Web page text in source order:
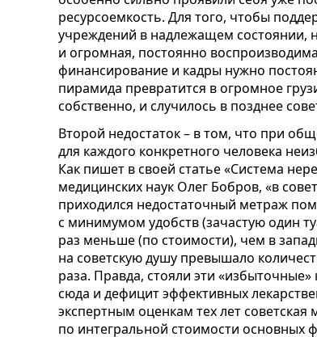
ресурсоемкость. Для того, чтобы
учреждений в надлежащем состоянии,
и огромная, постоянно
финансирование и кадры нужно
пирамида превратится в огромное
собственно, и случилось в позднее
Второй недостаток – в том, что при
для каждого конкретного человека
Как пишет в своей статье «Система
медицинских наук Олег Бобров, «в
приходился недостаточный метраж
с минимумом удобств (зачастую один
раз меньше (по стоимости), чем в
на советскую душу превышало
раза. Правда, стояли эти
сюда и дефицит эффективных
экспертным оценкам тех лет советская
по интегральной стоимости основных